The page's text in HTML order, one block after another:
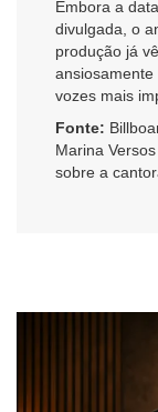
Embora a
divulgada, o
produção já
vozes mais
Fonte:
Marina
sobre a